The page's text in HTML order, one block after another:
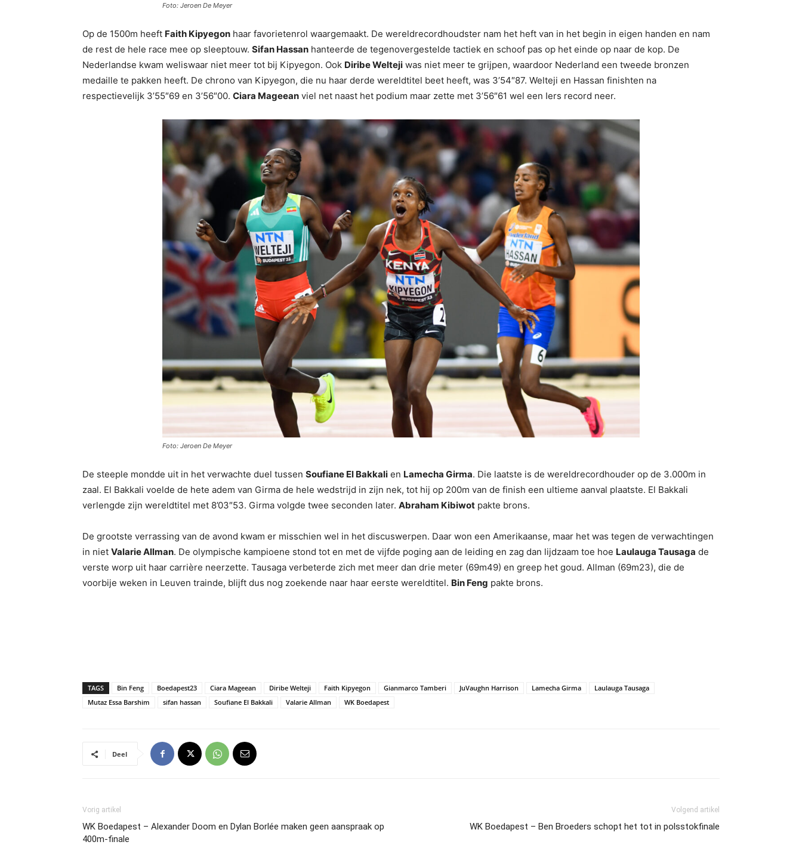
Foto: Jeroen De Meyer
Op de 1500m heeft Faith Kipyegon haar favorietenrol waargemaakt. De wereldrecordhoudster nam het heft van in het begin in eigen handen en nam
de rest de hele race mee op sleeptouw. Sifan Hassan hanteerde de tegenovergestelde tactiek en schoof pas op het einde op naar de kop. De
Nederlandse kwam weliswaar niet meer tot bij Kipyegon. Ook Diribe Welteji was niet meer te grijpen, waardoor Nederland een tweede bronzen
medaille te pakken heeft. De chrono van Kipyegon, die nu haar derde wereldtitel beet heeft, was 3’54″87. Welteji en Hassan finishten na
respectievelijk 3’55″69 en 3’56″00. Ciara Mageean viel net naast het podium maar zette met 3’56″61 wel een Iers record neer.
Foto: Jeroen De Meyer
De steeple mondde uit in het verwachte duel tussen Soufiane El Bakkali en Lamecha Girma. Die laatste is de wereldrecordhouder op de 3.000m in
zaal. El Bakkali voelde de hete adem van Girma de hele wedstrijd in zijn nek, tot hij op 200m van de finish een ultieme aanval plaatste. El Bakkali
verlengde zijn wereldtitel met 8’03″53. Girma volgde twee seconden later. Abraham Kibiwot pakte brons.
De grootste verrassing van de avond kwam er misschien wel in het discuswerpen. Daar won een Amerikaanse, maar het was tegen de verwachtingen
in niet Valarie Allman. De olympische kampioene stond tot en met de vijfde poging aan de leiding en zag dan lijdzaam toe hoe Laulauga Tausaga de
verste worp uit haar carrière neerzette. Tausaga verbeterde zich met meer dan drie meter (69m49) en greep het goud. Allman (69m23), die de
voorbije weken in Leuven trainde, blijft dus nog zoekende naar haar eerste wereldtitel. Bin Feng pakte brons.
TAGS Bin Feng Boedapest23 Ciara Mageean Diribe Welteji Faith Kipyegon Gianmarco Tamberi JuVaughn Harrison Lamecha Girma
Laulauga Tausaga
Mutaz Essa Barshim
sifan hassan Soufiane El Bakkali Valarie Allman WK Boedapest
Deel
Vorig artikel
WK Boedapest – Alexander Doom en Dylan Borlée maken geen aanspraak op
400m-finale
Volgend artikel
WK Boedapest – Ben Broeders schopt het tot in polsstokfinale